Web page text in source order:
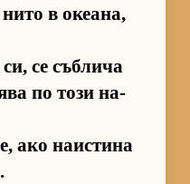
в оке­а­на,
се съб­лича
по този на­
ако на­ис­тина